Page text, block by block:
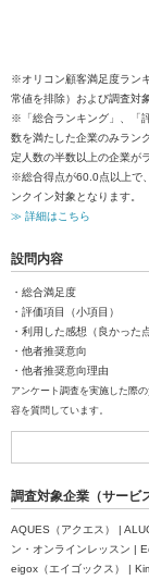
※オリコン顧客満足度ラン
常値を排除）および調査対
※「総合ランキング」、「
数を満たした企業のみラン
定人数の半数以上の企業が
※総合得点が60.0点以上で
ンクイン対象となります。
≫ 詳細はこちら
設問内容
・総合満足度
・評価項目（小項目）
・利用した感想（良かった
・他者推奨意向
・他者推奨意向理由
アンケート調査を実施した際
容を質問しています。
調査対象企業（サービ
AQUES（アクエス） |
ン・オンラインレッスン |
eigox（エイゴックス） |